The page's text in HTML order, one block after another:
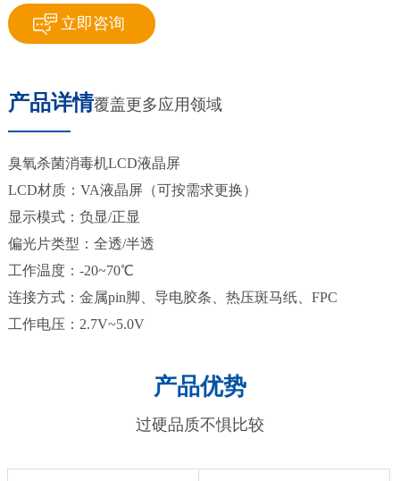
立即咨询
产品详情覆盖更多应用领域
臭氧杀菌消毒机LCD液晶屏
LCD材质：VA液晶屏（可按需求更换）
显示模式：负显/正显
偏光片类型：全透/半透
工作温度：-20~70℃
连接方式：金属pin脚、导电胶条、热压斑马纸、FPC
工作电压：2.7V~5.0V
产品优势
过硬品质不惧比较